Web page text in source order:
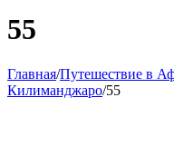
55
Главная/Путешествие в
Килиманджаро/55